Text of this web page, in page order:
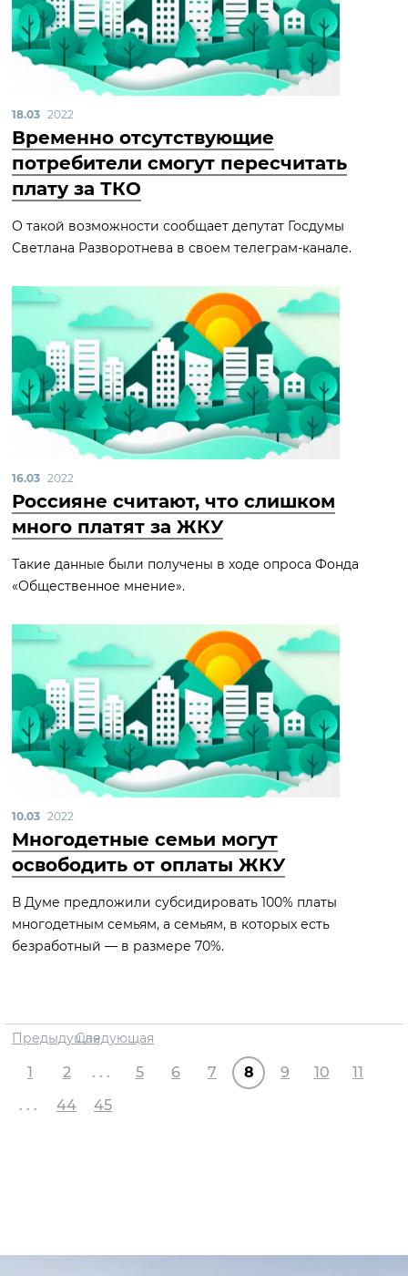
18.03 2022
Временно отсутствующие
потребители смогут пересчитать
плату за ТКО
О такой возможности сообщает депутат Госдумы
Светлана Разворотнева в своем телеграм-канале.
16.03 2022
Россияне считают, что слишком
много платят за ЖКУ
Такие данные были получены в ходе опроса Фонда
«Общественное мнение».
10.03 2022
Многодетные семьи могут
освободить от оплаты ЖКУ
В Думе предложили субсидировать 100% платы
многодетным семьям, а семьям, в которых есть
безработный — в размере 70%.
Предыдущая
1 2 . . . 5 6 7 8 9 10
11
. . .
44 45
Следующая